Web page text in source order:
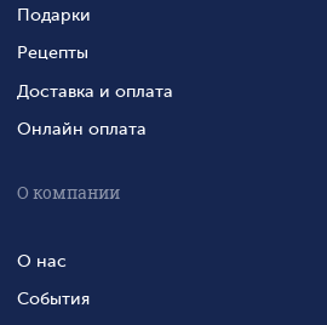
Подарки
Рецепты
Доставка и оплата
Онлайн оплата
О компании
О нас
События